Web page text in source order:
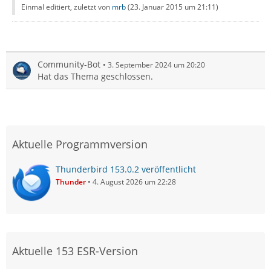
Einmal editiert, zuletzt von mrb(23. Januar 2015 um 21:11)
Community-Bot 3. September 2024 um 20:20
Hat das Thema geschlossen.
Aktuelle Programmversion
Thunderbird 153.0.2 veröffentlicht
Thunder 4. August 2026 um 22:28
Aktuelle 153 ESR-Version